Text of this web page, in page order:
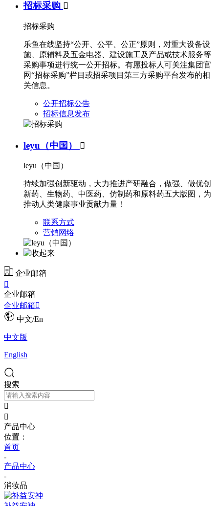
招标采购 
招标采购
乐鱼在线坚持“公开、公平、公正”原则，对重大设备设
施、原辅料及五金电器、建设施工及产品或技术服务等
采购事项进行统一公开招标。有愿投标人可关注集团官
网“招标采购”栏目或招采项目第三方采购平台发布的相
关信息。
公开招标公告
招标信息发布
leyu（中国） 
leyu（中国）
持续加强创新驱动，大力推进产研融合，做强、做优创
新药、生物药、中医药、仿制药和原料药五大版图，为
推动人类健康事业贡献力量！
联系方式
营销网络
企业邮箱

企业邮箱
企业邮箱
中文/En
中文版
English
搜索


产品中心
位置：
首页
-
产品中心
-
消妆品